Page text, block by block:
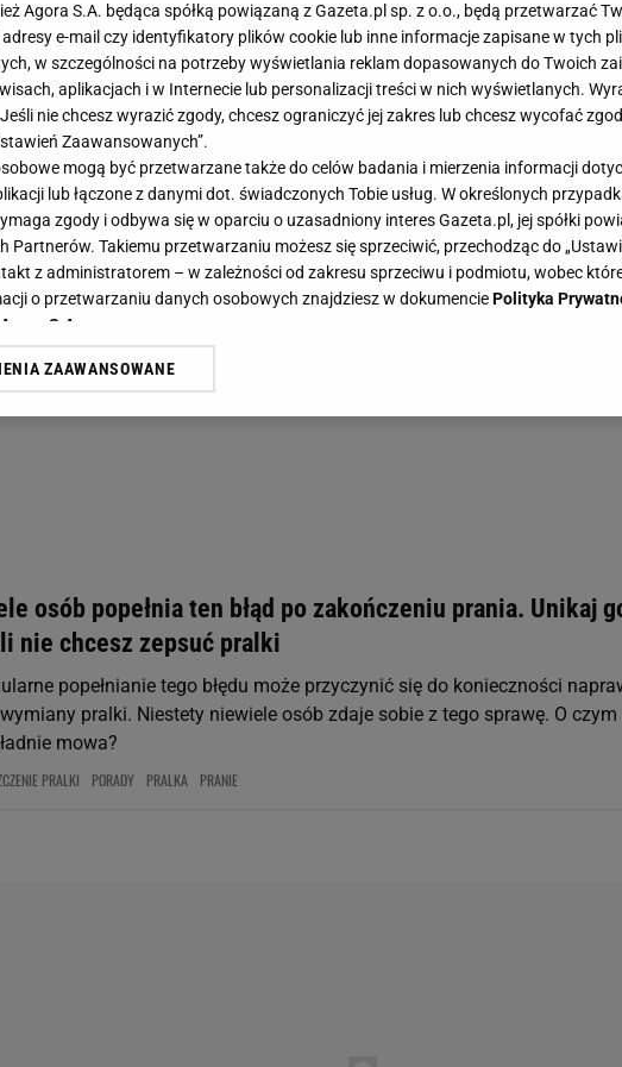
osób popełnia ten błąd po zakończeniu prania. Unikaj
nie chcesz zepsuć pralki
popełnianie tego błędu może przyczynić się do konieczności
pralki. Niestety niewiele osób zdaje sobie z tego sprawę. O czym
mowa?
PRALKI PORADY PRALKA PRANIE
Agora S.A. będąca spółką powiązaną z Gazeta.pl sp. z o.o., będą przetwarzać
adresy e-mail czy identyfikatory plików cookie lub inne informacje zapisane w tych
w szczególności na potrzeby wyświetlania reklam dopasowanych do Twoich
aplikacjach i w Internecie lub personalizacji treści w nich wyświetlanych.
nie chcesz wyrazić zgody, chcesz ograniczyć jej zakres lub chcesz wycofać
Zaawansowanych”.
mogą być przetwarzane także do celów badania i mierzenia informacji
lub łączone z danymi dot. świadczonych Tobie usług. W określonych
zgody i odbywa się w oparciu o uzasadniony interes Gazeta.pl, jej spółki
Partnerów. Takiemu przetwarzaniu możesz się sprzeciwić, przechodząc do
z administratorem – w zależności od zakresu sprzeciwu i podmiotu, wobec
o przetwarzaniu danych osobowych znajdziesz w dokumenciePolityka
S.A.
wyrażasz też zgodę na zainstalowanie i przechowywanie plików cookie
i ulepszanie usług.Lista Zaufanych Partnerów
ZAAWANSOWANE